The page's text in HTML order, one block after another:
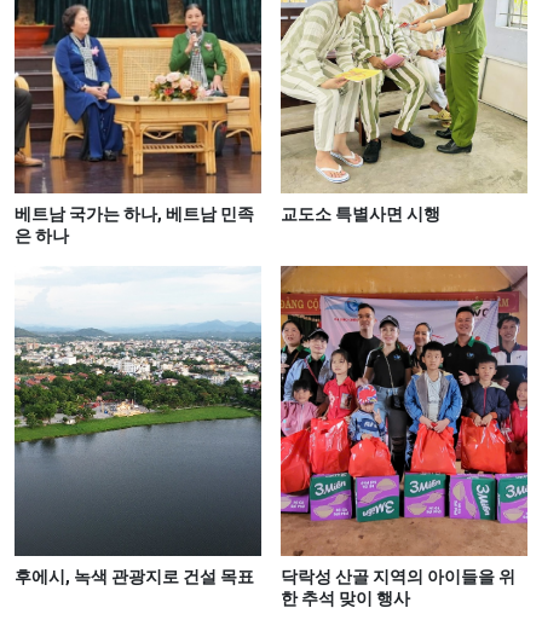
베트남 국가는 하나, 베트남 민족
은 하나
교도소 특별사면 시행
후에시, 녹색 관광지로 건설 목표
닥락성 산골 지역의 아이들을 위
한 추석 맞이 행사